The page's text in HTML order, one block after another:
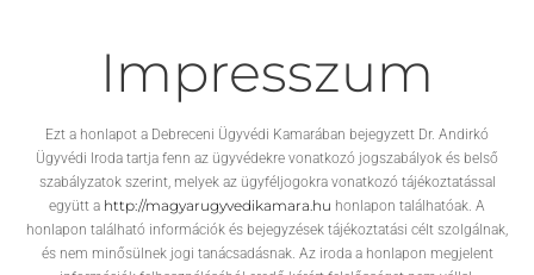
Impresszum
Ezt a honlapot a Debreceni Ügyvédi Kamarában bejegyzett Dr. Andirkó
Ügyvédi Iroda tartja fenn az ügyvédekre vonatkozó jogszabályok és belső
szabályzatok szerint, melyek az ügyféljogokra vonatkozó tájékoztatással
együtt a http://magyarugyvedikamara.hu honlapon találhatóak. A
honlapon található információk és bejegyzések tájékoztatási célt szolgálnak,
és nem minősülnek jogi tanácsadásnak. Az iroda a honlapon megjelent